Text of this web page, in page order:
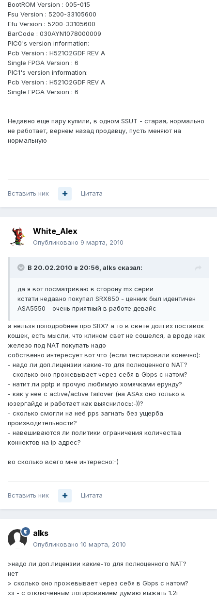
BootROM Version : 005-015
Fsu Version : 5200-33105600
Efu Version : 5200-33105600
BarCode : 030AYN1078000009
PIC0's version information:
Pcb Version : H521O2GDF REV A
Single FPGA Version : 6
PIC1's version information:
Pcb Version : H521O2GDF REV A
Single FPGA Version : 6
Недавно еще пару купили, в одном SSUT - старая, нормально
не работает, вернем назад продавцу, пусть меняют на
нормальную
Вставить ник Цитата
White_Alex
Опубликовано 9 марта, 2010
В 20.02.2010 в 20:56, alks сказал:
да я вот посматриваю в сторону mx серии
кстати недавно покупал SRX650 - ценник был идентичен
ASA5550 - очень приятный в работе девайс
а нельзя поподробнее про SRX? а то в свете долгих поставок
кошек, есть мысли, что клином свет не сошелся, а вроде как
железо под NAT покупать надо
собственно интересует вот что (если тестировали конечно):
- надо ли доп.лицензии какие-то для полноценного NAT?
- сколько оно прожевывает через себя в Gbps с натом?
- натит ли pptp и прочую любимую хомячками ерунду?
- как у неё с active/active failover (на ASAх оно только в
юзергайде и работает как выяснилось:-))?
- сколько смогли на неё pps загнать без ущерба
производительности?
- навешиваются ли политики ограничения количества
коннектов на ip адрес?
во сколько всего мне интересно:-)
Вставить ник Цитата
alks
Опубликовано 10 марта, 2010
>надо ли доп.лицензии какие-то для полноценного NAT?
нет
> сколько оно прожевывает через себя в Gbps с натом?
хз - с отключенным логированием думаю выжать 1.2г